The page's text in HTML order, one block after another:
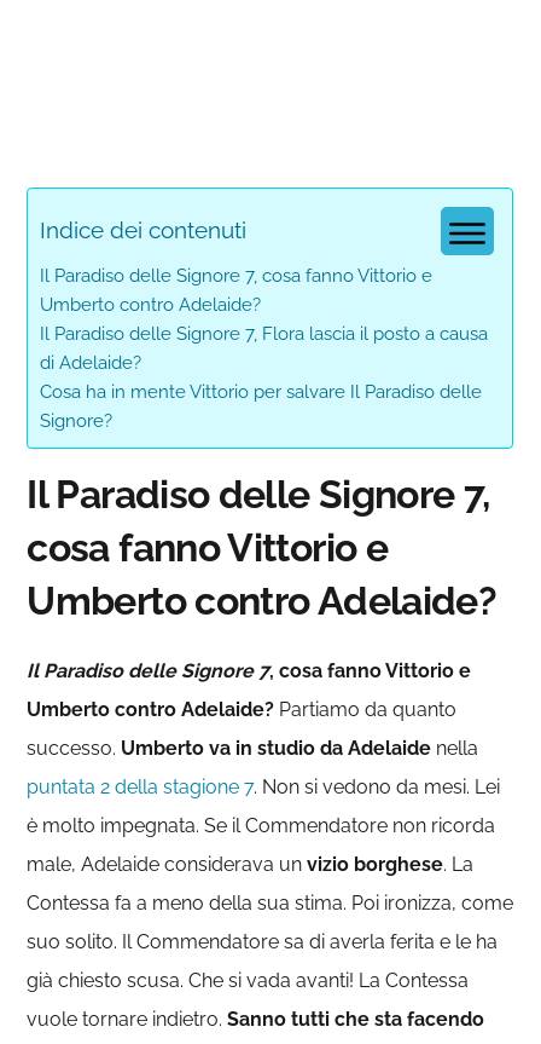
Indice dei contenuti
Il Paradiso delle Signore 7, cosa fanno Vittorio e
Umberto contro Adelaide?
Il Paradiso delle Signore 7, Flora lascia il posto a causa
di Adelaide?
Cosa ha in mente Vittorio per salvare Il Paradiso delle
Signore?
Il Paradiso delle Signore 7,
cosa fanno Vittorio e
Umberto contro Adelaide?
Il Paradiso delle Signore 7, cosa fanno Vittorio e
Umberto contro Adelaide? Partiamo da quanto
successo. Umberto va in studio da Adelaide nella
puntata 2 della stagione 7. Non si vedono da mesi. Lei
è molto impegnata. Se il Commendatore non ricorda
male, Adelaide considerava unvizio borghese. La
Contessa fa a meno della sua stima. Poi ironizza, come
suo solito. Il Commendatore sa di averla ferita e le ha
già chiesto scusa. Che si vada avanti! La Contessa
vuole tornare indietro.Sanno tutti che sta facendo